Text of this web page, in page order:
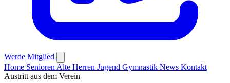
Werde Mitglied
Home Senioren Alte Herren Jugend Gymnastik News Kontakt
Austritt aus dem Verein